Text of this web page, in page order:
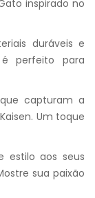
inspirado no
duráveis e
perfeito para
capturam a
Um toque
estilo aos seus
sua paixão